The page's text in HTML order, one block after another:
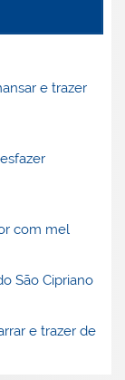
e trazer
com mel
São Cipriano
e trazer de